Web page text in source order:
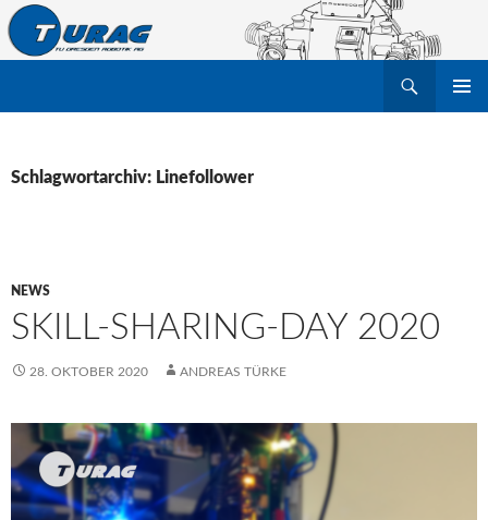
Schlagwortarchiv: Linefollower
NEWS
SKILL-SHARING-DAY 2020
28. OKTOBER 2020 ANDREAS TÜRKE